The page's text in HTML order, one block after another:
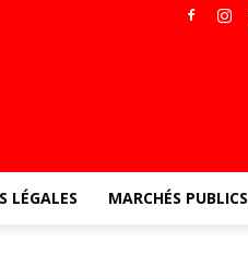
LÉGALES MARCHÉS PUBLICS